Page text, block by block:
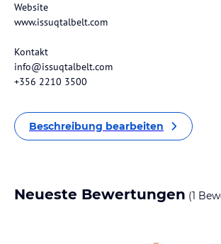
Website
www.issuqtalbelt.com
Kontakt
info@issuqtalbelt.com
+356 2210 3500
Beschreibung bearbeiten
Neueste Bewertungen (1